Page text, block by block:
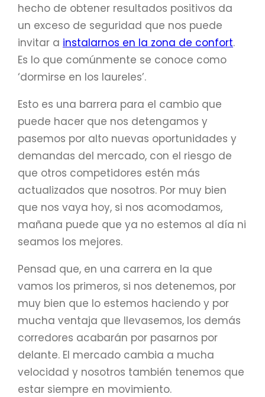
hecho de obtener resultados positivos da
un exceso de seguridad que nos puede
invitar a instalarnos en la zona de confort.
Es lo que comúnmente se conoce como
‘dormirse en los laureles’.
Esto es una barrera para el cambio que
puede hacer que nos detengamos y
pasemos por alto nuevas oportunidades y
demandas del mercado, con el riesgo de
que otros competidores estén más
actualizados que nosotros. Por muy bien
que nos vaya hoy, si nos acomodamos,
mañana puede que ya no estemos al día ni
seamos los mejores.
Pensad que, en una carrera en la que
vamos los primeros, si nos detenemos, por
muy bien que lo estemos haciendo y por
mucha ventaja que llevasemos, los demás
corredores acabarán por pasarnos por
delante. El mercado cambia a mucha
velocidad y nosotros también tenemos que
estar siempre en movimiento.